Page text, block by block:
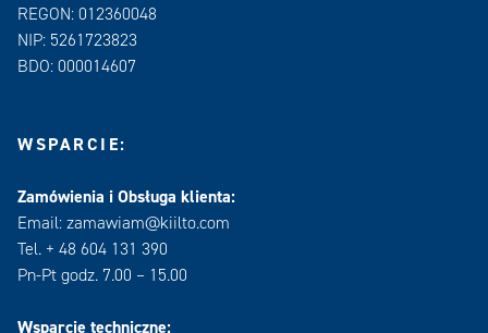
REGON: 012360048
NIP: 5261723823
BDO: 000014607
WSPARCIE:
Zamówienia i Obsługa klienta:
Email: zamawiam@kiilto.com
Tel. + 48 604 131 390
Pn-Pt godz. 7.00 – 15.00
Wsparcie techniczne: